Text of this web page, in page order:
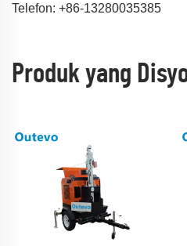
Telefon: +86-13280035385
Produk yang